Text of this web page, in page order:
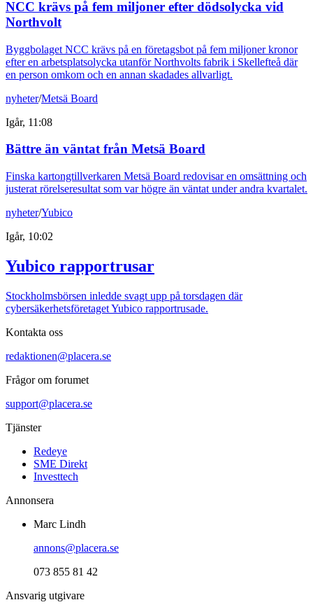
NCC krävs på fem miljoner efter dödsolycka vid
Northvolt
Byggbolaget NCC krävs på en företagsbot på fem miljoner kronor
efter en arbetsplatsolycka utanför Northvolts fabrik i Skellefteå där
en person omkom och en annan skadades allvarligt.
nyheter/Metsä Board
Igår, 11:08
Bättre än väntat från Metsä Board
Finska kartongtillverkaren Metsä Board redovisar en omsättning och
justerat rörelseresultat som var högre än väntat under andra kvartalet.
nyheter/Yubico
Igår, 10:02
Yubico rapportrusar
Stockholmsbörsen inledde svagt upp på torsdagen där
cybersäkerhetsföretaget Yubico rapportrusade.
Kontakta oss
redaktionen@placera.se
Frågor om forumet
support@placera.se
Tjänster
Redeye
SME Direkt
Investtech
Annonsera
Marc Lindh
annons@placera.se
073 855 81 42
Ansvarig utgivare